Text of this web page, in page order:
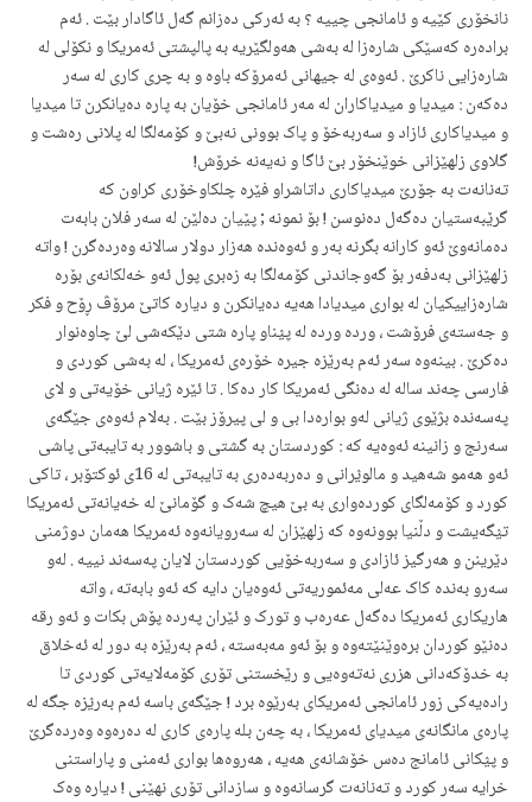
نانخۆری کێیە و ئامانجی چییە ؟ بە ئەرکی دەزانم گەل ئاگادار بێت . ئەم
برادەرە کەسێکی شارەزا لە بەشی هەولگێریە بە پالپشتی ئەمریکا و نکۆلی لە
شارەزایی ناکرێ . ئەوەی لە جیهانی ئەمرۆکە باوە و بە چری کاری لە سەر
دەکەن : میدیا و میدیاکاران لە مەر ئامانجی خۆیان بە پارە دەیانکرن تا میدیا
و میدیاکاری ئازاد و سەربەخۆ و پاک بوونی نەبێ و کۆمەلگا لە پلانی رەشت و
گلاوی زلهێزانی خوێنخۆر بێ ئاگا و نەیەنە خرۆش!
تەنانەت بە جۆرێ میدیاکاری داتاشراو فێرە چلکاوخۆری کراون کە
گرێبەستیان دەگەل دەنوسن ! بۆ نمونە ; پێیان دەلێن لە سەر فلان بابەت
دەمانەوێ ئەو کارانە بگرنە بەر و ئەوەندە هەزار دولار سالانە وەردەگرن ! واتە
زلهێزانی بەدفەر بۆ گەوجاندنی کۆمەلگا بە زەبری پول ئەو خەلکانەی بۆرە
شارەزاییکیان لە بواری میدیادا هەیە دەیانکرن و دیارە کاتێ مرۆڤ ڕۆح و فکر
و جەستەی فرۆشت ، وردە وردە لە پؽناو پارە شتی دێکەشی لێ چاوەنوار
دەکرێ . بینەوە سەر ئەم بەرێزە جیرە خۆرەی ئەمریکا ، لە بەشی کوردی و
فارسی چەند سالە لە دەنگی ئەمریکا کار دەکا . تا ئێرە ژیانی خۆیەتی و لای
پەسەندە بژێوی ژیانی لەو بوارەدا بی و لی پیرۆز بێت . بەلام ئەوەی جێگەی
سەرنج و زانینە ئەوەیە کە : کوردستان بە گشتی و باشوور بە تایبەتی پاشی
ئەو هەمو شەهید و مالوؽرانی و دەربەدەری بە تایبەتی لە 16ی ئوکتۆبر ، تاکی
کورد و کۆمەلگای کوردەواری بە بێ هیچ شەک و گۆمانێ لە خەیانەتی ئەمریکا
تؽگەیشت و دڵنیا بوونەوە کە زلهێزان لە سەرویانەوە ئەمریکا هەمان دوژمنی
دێرینن و هەرگیز ئازادی و سەربەخۆیی کوردستان لایان پەسەند نییە . لەو
سەرو بەندە کاک عەلی مەئموریەتی ئەوەیان دایە کە ئەو بابەتە ، واتە
هاریکاری ئەمریکا دەگەل عەرەب و تورک و ئێران پەردە پۆش بکات و ئەو رقە
دەنێو کوردان برەوێنێتەوە و بۆ ئەو مەبەستە ، ئەم بەرێزە بە دور لە ئەخلاق
بە خدۆکەدانی هزری نەتەوەیی و رێخستنی تۆری کۆمەلایەتی کوردی تا
رادەیەکی زور ئامانجی ئەمریکای بەرێوە برد ! جێگەی باسە ئەم بەرؽزە جگە لە
پارەی مانگانەی میدیای ئەمریکا ، بە چەن بلە پارەی کاری لە دەرەوە وەردەگرێ
و پؽکانی ئامانج دەس خۆشانەی هەیە ، هەروەها بواری ئەمنی و پاراستنی
خرایە سەر کورد و تەنانەت گرسانەوە و سازدانی تۆری نهێنی ! دیارە وەک